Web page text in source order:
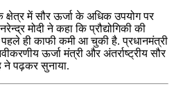
में सौर ऊर्जा के अधिक उपयोग पर
मोदी ने कहा कि प्रौद्योगिकी की
ही काफी कमी आ चुकी है. प्रधानमंत्री
ऊर्जा मंत्री और अंतर्राष्‍ट्रीय सौर
पढ़कर सुनाया.